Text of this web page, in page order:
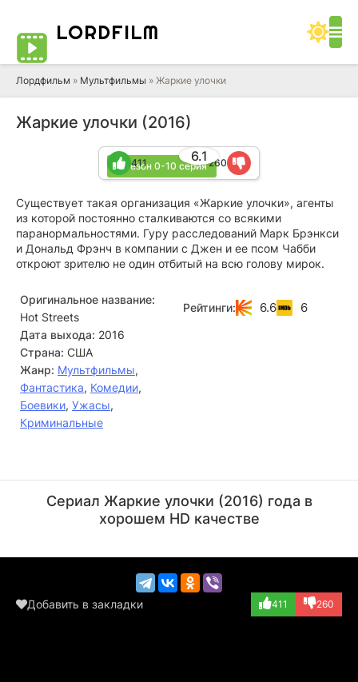
LORDFILM
Лордфильм » Мультфильмы » Жаркие улочки
Жаркие улочки (2016)
2 сезон 0-10 серия
6.1
411 260
Существует такая организация «Жаркие улочки», агенты
из которой постоянно сталкиваются со всякими
паранормальностями. Гуру расследований Марк Брэнкси
и Дональд Фрэнч в компании с Джен и ее псом Чабби
откроют зрителю не один отбитый на всю голову мирок.
Оригинальное название:
Hot Streets
Дата выхода: 2016
Страна: США
Жанр: Мультфильмы,
Фантастика, Комедии,
Боевики, Ужасы,
Криминальные
Рейтинги: 6.6 6
(Porcelini Man)
(Dr. Chow)
Сериал Жаркие улочки (2016) года в
хорошем HD качестве
Добавить в закладки 411 260